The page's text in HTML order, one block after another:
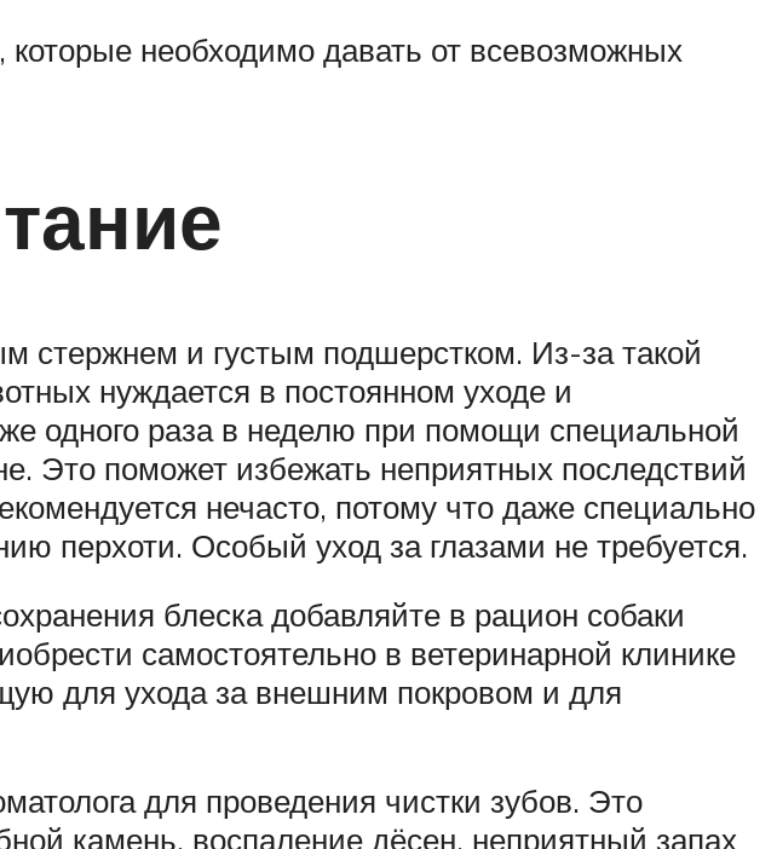
необходимо давать от всевозможных
стержнем и густым подшерстком. Из-за такой
нуждается в постоянном уходе и
одного раза в неделю при помощи специальной
Это поможет избежать неприятных последствий
нечасто, потому что даже специально
перхоти. Особый уход за глазами не требуется.
блеска добавляйте в рацион собаки
самостоятельно в ветеринарной клинике
для ухода за внешним покровом и для
для проведения чистки зубов. Это
камень, воспаление дёсен, неприятный запах